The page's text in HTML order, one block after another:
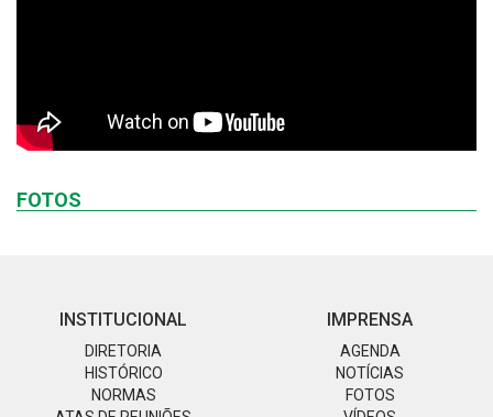
FOTOS
INSTITUCIONAL
DIRETORIA
HISTÓRICO
NORMAS
IMPRENSA
AGENDA
NOTÍCIAS
FOTOS